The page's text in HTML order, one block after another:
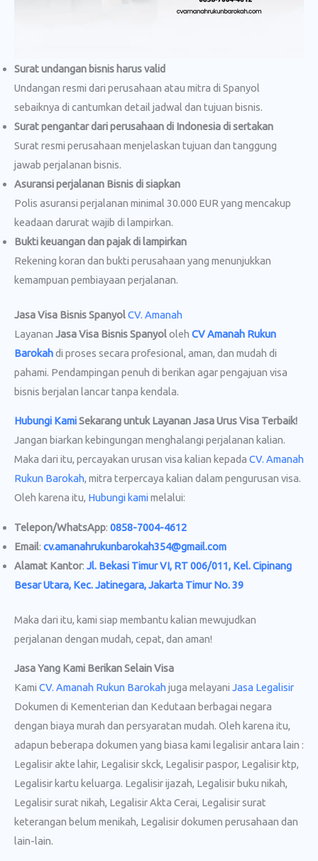
Surat undangan bisnis harus valid
Undangan resmi dari perusahaan atau mitra di Spanyol
sebaiknya di cantumkan detail jadwal dan tujuan bisnis.
Surat pengantar dari perusahaan di Indonesia di sertakan
Surat resmi perusahaan menjelaskan tujuan dan tanggung
jawab perjalanan bisnis.
Asuransi perjalanan Bisnis di siapkan
Polis asuransi perjalanan minimal 30.000 EUR yang mencakup
keadaan darurat wajib di lampirkan.
Bukti keuangan dan pajak di lampirkan
Rekening koran dan bukti perusahaan yang menunjukkan
kemampuan pembiayaan perjalanan.
Jasa Visa Bisnis SpanyolCV. Amanah
Layanan Jasa Visa Bisnis Spanyololeh CV Amanah Rukun
Barokahdi proses secara profesional, aman, dan mudah di
pahami. Pendampingan penuh di berikan agar pengajuan visa
bisnis berjalan lancar tanpa kendala.
Hubungi KamiSekarang untuk Layanan Jasa Urus Visa Terbaik!
Jangan biarkan kebingungan menghalangi perjalanan kalian.
Maka dari itu, percayakan urusan visa kalian kepada CV. Amanah
Rukun Barokah, mitra terpercaya kalian dalam pengurusan visa.
Oleh karena itu, Hubungi kamimelalui:
Telepon/WhatsApp: 0858-7004-4612
Email: cv.amanahrukunbarokah354@gmail.com
Alamat Kantor: Jl. Bekasi Timur VI, RT 006/011, Kel. Cipinang
Besar Utara, Kec. Jatinegara, Jakarta Timur No. 39
Maka dari itu, kami siap membantu kalian mewujudkan
perjalanan dengan mudah, cepat, dan aman!
Jasa Yang Kami Berikan Selain Visa
Kami CV. Amanah Rukun Barokah juga melayani Jasa Legalisir
Dokumen di Kementerian dan Kedutaan berbagai negara
dengan biaya murah dan persyaratan mudah. Oleh karena itu,
adapun beberapa dokumen yang biasa kami legalisir antara lain :
Legalisir akte lahir, Legalisir skck, Legalisir paspor, Legalisir ktp,
Legalisir kartu keluarga. Legalisir ijazah, Legalisir buku nikah,
Legalisir surat nikah, Legalisir Akta Cerai, Legalisir surat
keterangan belum menikah, Legalisir dokumen perusahaan dan
lain-lain.